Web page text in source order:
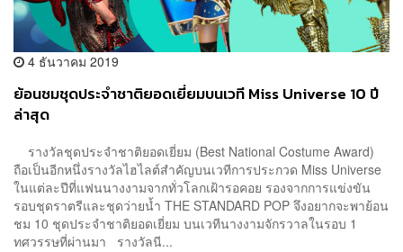
4 ธันวาคม 2019
ย้อนชมชุดประจำชาติยอดเยี่ยมบนเวที Miss Universe 10 ปี
ล่าสุด
รางวัลชุดประจำชาติยอดเยี่ยม (Best National Costume Award)
ถือเป็นอีกหนึ่งรางวัลไฮไลต์สำคัญบนเวทีการประกวด Miss Universe
ในแต่ละปีที่แฟนนางงามจากทั่วโลกเฝ้ารอคอย รองจากการแข่งขัน
รอบชุดราตรีและชุดว่ายน้ำ THE STANDARD POP จึงอยากจะพาย้อน
ชม 10 ชุดประจำชาติยอดเยี่ยม บนเวทีนางงามจักรวาลในรอบ 1
ทศวรรษที่ผ่านมา รางวัลนี...